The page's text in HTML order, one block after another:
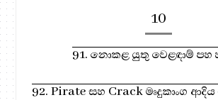
10
91. නොකළ යුතු වෙළඳාම් පහ
92. Pirate සහ Crack මෘදුකාංග